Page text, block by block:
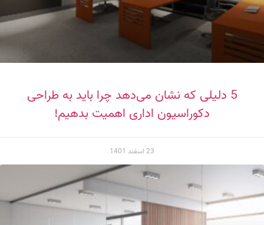
5 دلیلی که نشان می‌دهد چرا باید به طراحی
دکوراسیون اداری اهمیت بدهیم!
23 اسفند 1401